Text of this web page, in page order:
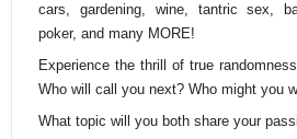
cars, gardening, wine, tantric sex,
poker, and many MORE!
Experience the thrill of true
Who will call you next? Who might you
What topic will you both share your